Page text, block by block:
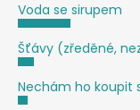
Voda se sirupem
Šťávy (zředěné,
Nechám ho koupit